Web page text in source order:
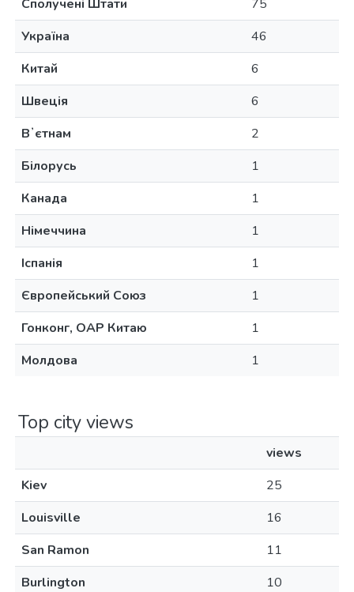
Сполучені Штати
75
Україна
46
Китай
6
Швеція
6
Вʼєтнам
2
Білорусь
1
Канада
1
Німеччина
1
Іспанія
1
Європейський Союз
1
Гонконг, ОАР Китаю
1
Молдова
1
Top city views
views
Kiev
25
Louisville
16
San Ramon
11
Burlington
10